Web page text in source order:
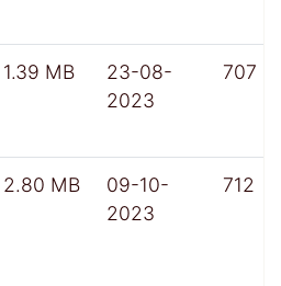
1.39 MB
23-08-
2023
707
2.80 MB
09-10-
2023
712